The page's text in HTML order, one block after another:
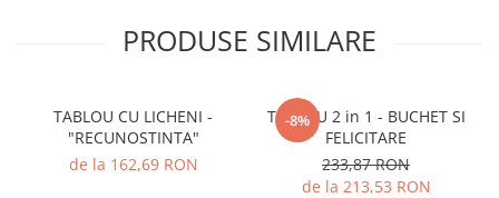
PRODUSE SIMILARE
TABLOU CU LICHENI -
"RECUNOSTINTA"
de la 162,69 RON
-8%
TABLOU 2 in 1 - BUCHET SI
FELICITARE
233,87 RON
de la 213,53 RON